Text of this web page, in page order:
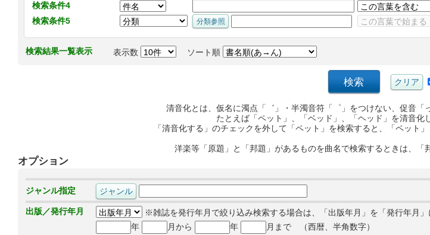
検索条件4
検索条件5
検索結果一覧表示 表示数 ソート順
清音化とは、仮名に濁点「゛」・半濁音符「゜」をつけない、促音「
たとえば「ペット」、「ベッド」、「ヘッド」を清音化
「清音化する」のチェックを外して「ペット」を検索すると、「ペット
洋楽等「原題」と「邦題」があるものを曲名で検索するときは、「
オプション
ジャンル指定
出版／発行年月
※雑誌を発行年月で絞り込み検索する場合は、「出版年月」を「発行年月」
年
月から 年 月まで （西暦、半角数字）